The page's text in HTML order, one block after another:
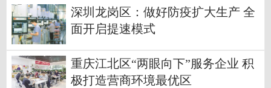
深圳龙岗区：做好防疫扩大生产 全
面开启提速模式
重庆江北区“两眼向下”服务企业 积
极打造营商环境最优区